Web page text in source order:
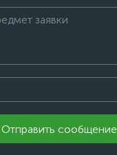
Отправить сообщение